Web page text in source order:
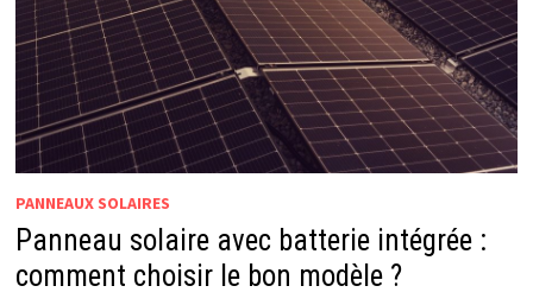
PANNEAUX SOLAIRES
Panneau solaire avec batterie intégrée :
comment choisir le bon modèle ?